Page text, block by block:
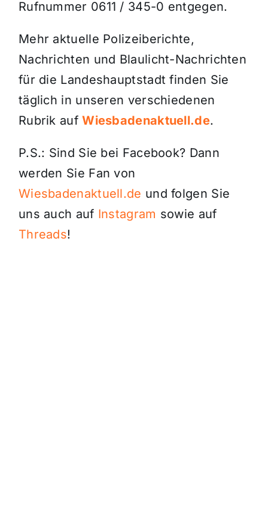
Rufnummer 0611 / 345-0 entgegen.
Mehr aktuelle Polizeiberichte,
Nachrichten und Blaulicht-Nachrichten
für die Landeshauptstadt finden Sie
täglich in unseren verschiedenen
Rubrik aufWiesbadenaktuell.de.
P.S.: Sind Sie bei Facebook? Dann
werden Sie Fan von
Wiesbadenaktuell.de und folgen Sie
uns auch auf Instagram sowie auf
Threads!